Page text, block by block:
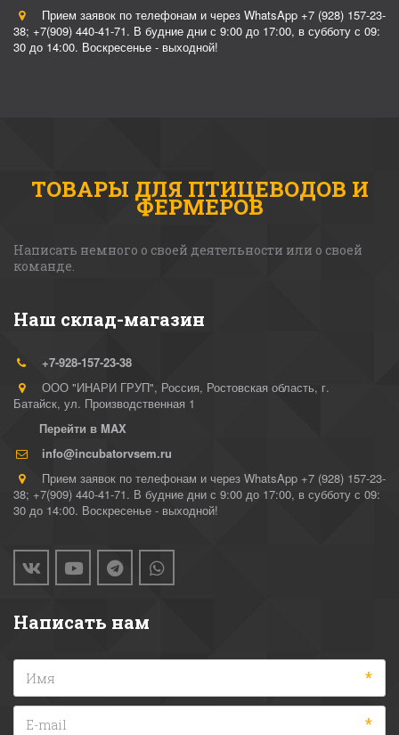
Прием заявок по телефонам и через WhatsApp +7 (928) 157-23-
38; +7(909) 440-41-71. В будние дни с 9:00 до 17:00, в субботу с 09:
30 до 14:00. Воскресенье - выходной!
ТОВАРЫ ДЛЯ ПТИЦЕВОДОВ И
ФЕРМЕРОВ
Написать немного о своей деятельности или о своей
команде.
Наш склад-магазин
+7-928-157-23-38
ООО "ИНАРИ ГРУП", Россия, Ростовская область, г.
Батайск, ул. Производственная 1
Перейти в MAX
info@incubatorvsem.ru
Прием заявок по телефонам и через WhatsApp +7 (928) 157-23-
38; +7(909) 440-41-71. В будние дни с 9:00 до 17:00, в субботу с 09:
30 до 14:00. Воскресенье - выходной!
Написать нам
*
*